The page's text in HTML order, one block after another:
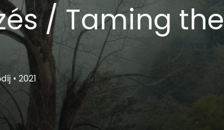
/ Taming the
• 2021